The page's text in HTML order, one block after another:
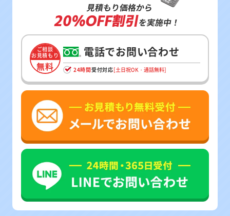
見積もり価格から
20%OFF割引を実施中！
ご相談
お見積もり
無料
電話でお問い合わせ
24時間受付対応[土日祝OK・通話無料]